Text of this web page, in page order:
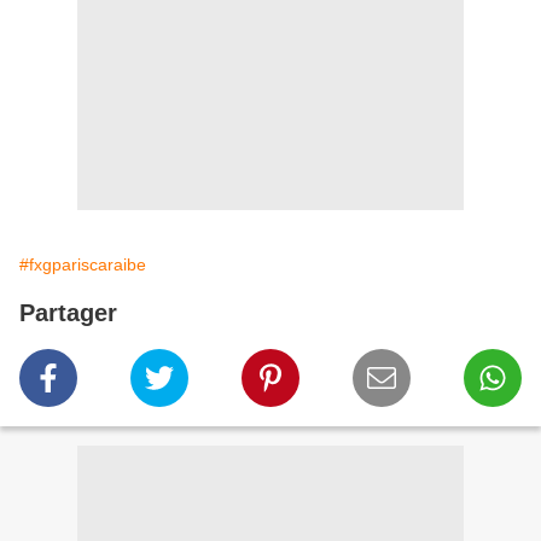
#fxgpariscaraibe
Partager